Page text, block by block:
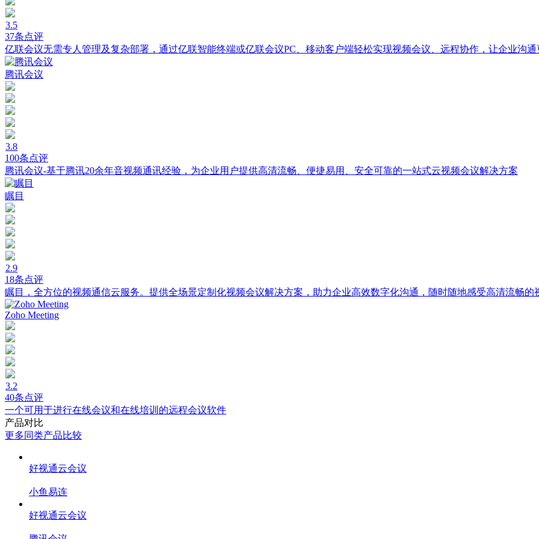
3.5
37条点评
亿联会议无需专人管理及复杂部署，通过亿联智能终端或亿联会议PC、移动客户端轻松实现视频会议、远程协作，让企业沟通
腾讯会议
3.8
100条点评
腾讯会议-基于腾讯20余年音视频通讯经验，为企业用户提供高清流畅、便捷易用、安全可靠的一站式云视频会议解决方案
瞩目
2.9
18条点评
瞩目，全方位的视频通信云服务。提供全场景定制化视频会议解决方案，助力企业高效数字化沟通，随时随地感受高清流畅的
Zoho Meeting
3.2
40条点评
一个可用于进行在线会议和在线培训的远程会议软件
产品对比
更多同类产品比较
好视通云会议
小鱼易连
好视通云会议